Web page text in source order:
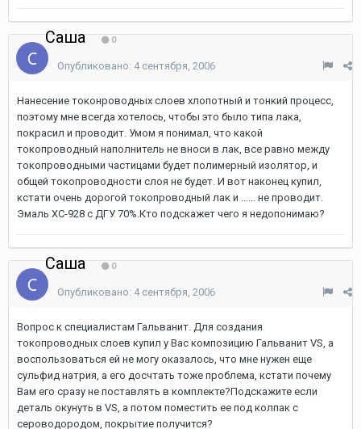
Саша 0
Опубликовано: 4 сентября, 2006
Нанесение токонроводных слоев хлопотный и тонкий процесс,
поэтому мне всегда хотелось, чтобы это было типа лака,
покрасил и проводит. Умом я понимал, что какой
токопроводный наполнитель не вноси в лак, все равно между
токопроводными частицами будет полимерный изолятор, и
общей токопроводности слоя не будет. И вот наконец купил,
кстати очень дорогой токопроводный лак и ...... не проводит.
Эмаль ХС-928 с ДГУ 70%.Кто подскажет чего я недопонимаю?
Саша 0
Опубликовано: 4 сентября, 2006
Вопрос к специалистам Гальванит. Для создания
токопроводных слоев купил у Вас композицию Гальванит VS, а
воспользоваться ей не могу оказалось, что мне нужен еще
сульфид натрия, а его досчтать тоже проблема, кстати почему
Вам его сразу не поставлять в комплекте?Подскажите если
деталь окунуть в VS, а потом поместить ее под колпак с
сероводородом, покрытие получится?